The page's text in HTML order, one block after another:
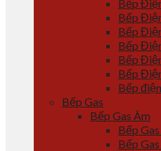
Bếp
Bếp
Bếp
Bếp
Bếp
Bếp
Bếp
Bếp Gas
Bếp Gas Âm
Bếp
Bếp